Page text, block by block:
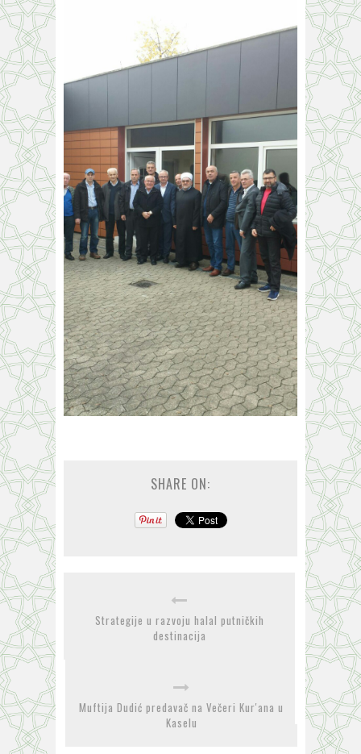
SHARE ON:
Strategije u razvoju halal putničkih
destinacija
Muftija Dudić predavač na Večeri Kur'ana u
Kaselu